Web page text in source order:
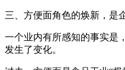
三、方便面角色的焕新，是
一个业内有所感知的事实是
发生了变化。